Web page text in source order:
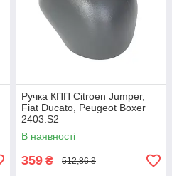
Ручка КПП Citroen Jumper,
Fiat Ducato, Peugeot Boxer
2403.S2
В наявності
359 ₴ 512,86 ₴